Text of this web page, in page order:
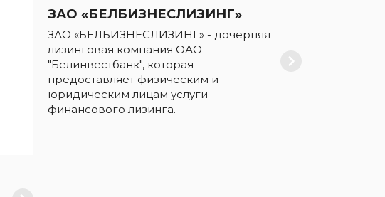
ЗАО «БЕЛБИЗНЕСЛИЗИНГ»
ЗАО «БЕЛБИЗНЕСЛИЗИНГ» - дочерняя
лизинговая компания ОАО
"Белинвестбанк", которая
предоставляет физическим и
юридическим лицам услуги
финансового лизинга.